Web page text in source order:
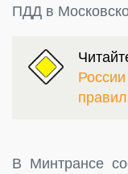
ПДД в
В Минтрансе